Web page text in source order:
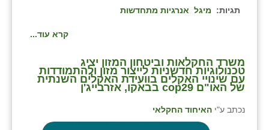
תגיות: מיגל אנרגיות מתחדשות
קרא עוד...
משרד החקלאות וביטחון המזון יציג
טכנולוגיות חדשניות לייצור מזון ולהתמודדות
עם שינויי האקלים בוועידת האקלים השנתית
של האו"ם cop29 בבאקו, אזרבייג'ן
נכתב ע"י האיחוד החקלאי